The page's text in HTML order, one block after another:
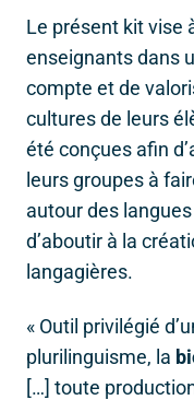
Le présent kit vise
enseignants dans
compte et de
cultures de leurs
été conçues afin
leurs groupes à
autour des
d’aboutir à la
langagières.
« Outil privilégié
plurilinguisme, la
[…] toute